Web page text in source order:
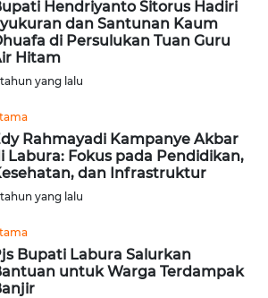
Hendriyanto Sitorus Hadiri
dan Santunan Kaum
di Persulukan Tuan Guru
Hitam
yang lalu
Rahmayadi Kampanye Akbar
Labura: Fokus pada Pendidikan,
dan Infrastruktur
yang lalu
Bupati Labura Salurkan
untuk Warga Terdampak